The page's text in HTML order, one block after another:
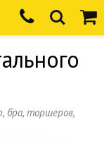
бра, торшеров,